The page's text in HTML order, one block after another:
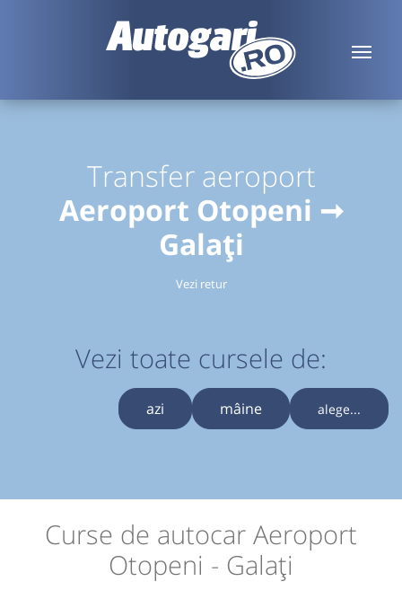
Transfer aeroport
Aeroport Otopeni ➞
Galați
Vezi retur
Vezi toate cursele de:
azi mâine alege...
Curse de autocar Aeroport
Otopeni - Galați